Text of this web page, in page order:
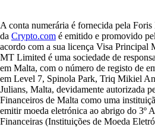
A conta numerária é fornecida pela
da Crypto.com é emitido e promovido
acordo com a sua licença Visa Principal
MT Limited é uma sociedade de
em Malta, com o número de registo de
em Level 7, Spinola Park, Triq Mikiel
Julians, Malta, devidamente autorizada
Financeiros de Malta como uma
emitir moeda eletrónica ao abrigo do 3º
Financeiras (Instituições de Moeda